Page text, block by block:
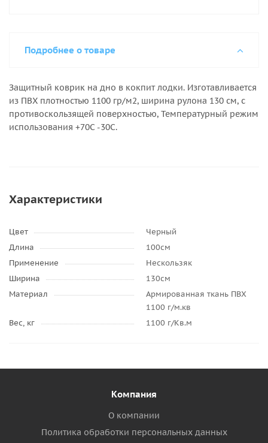
Подробнее о товаре
Защитный коврик на дно в кокпит лодки. Изготавливается
из ПВХ плотностью 1100 гр/м2, ширина рулона 130 см, с
противоскользящей поверхностью, Температурный режим
использования +70С -30С.
Характеристики
Цвет
Черный
Длина
100см
Применение
Нескользяк
Ширина
130см
Материал
Армированная ткань ПВХ
1100 г/м.кв
Вес, кг
1100 г/Кв.м
Компания
О компании
Политика обработки персональных данных